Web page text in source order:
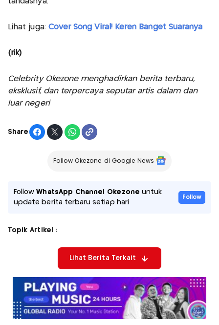
Lihat juga: Cover Song Viral! Keren Banget Suaranya
(rik)
Celebrity Okezone menghadirkan berita terbaru,
eksklusif, dan terpercaya seputar artis dalam dan
luar negeri
Share
Follow Okezone di Google News
FollowWhatsApp Channel Okezone untuk
update berita terbaru setiap hari
Follow
Topik Artikel :
Lihat Berita Terkait